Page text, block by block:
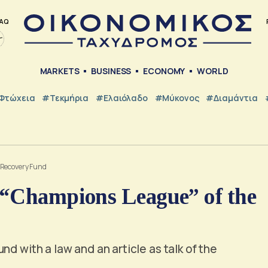
MARKETS BUSINESS ECONOMY WORLD
#Τεκμήρια #Ελαιόλαδο #Μύκονος #Διαμάντια
Fund
League” of the
with a law and an article as talk of the